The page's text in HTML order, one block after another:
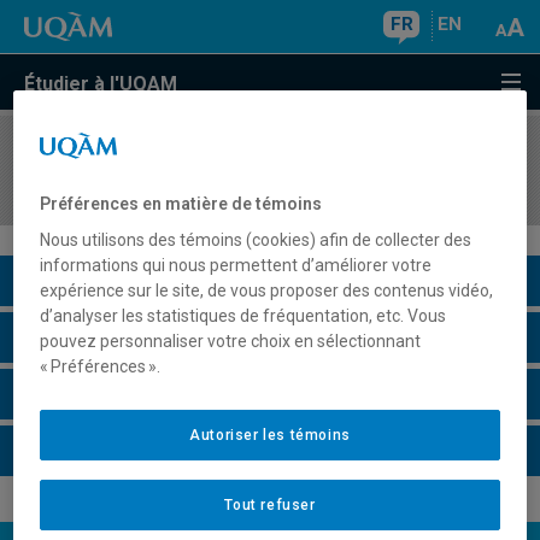
FR EN
Étudier à l'UQAM
COURS//
Description du cours
Horaire - Été 2026
Préférences en matière de témoins
Nous utilisons des témoins (cookies) afin de collecter des
informations qui nous permettent d’améliorer votre
expérience sur le site, de vous proposer des contenus vidéo,
d’analyser les statistiques de fréquentation, etc. Vous
pouvez personnaliser votre choix en sélectionnant
« Préférences ».
Tout refuser
Autoriser les témoins